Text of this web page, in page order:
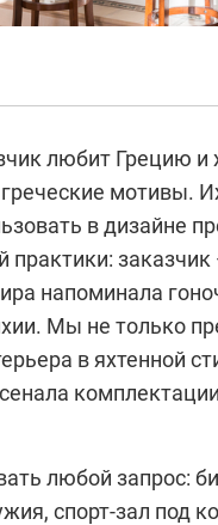
любит Грецию и
греческие мотивы.
в дизайне
напоминала
Мы не только
в яхтенной
любой запрос:
спорт-зал под